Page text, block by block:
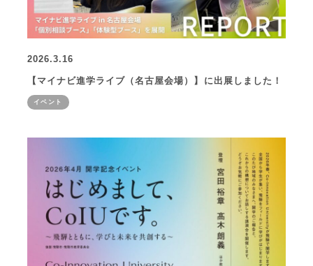
2026.3.16
【マイナビ進学ライブ（名古屋会場）】に出展しました！
イベント